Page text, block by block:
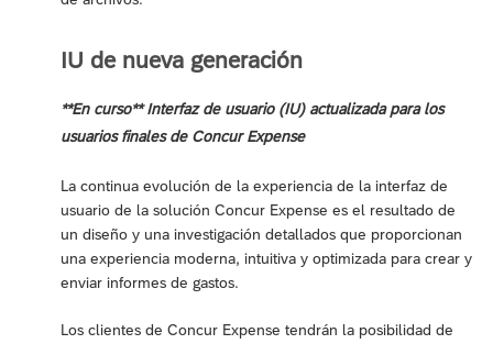
IU de nueva generación
**En curso** Interfaz de usuario (IU) actualizada para los
usuarios finales de Concur Expense
La continua evolución de la experiencia de la interfaz de
usuario de la solución Concur Expense es el resultado de
un diseño y una investigación detallados que proporcionan
una experiencia moderna, intuitiva y optimizada para crear y
enviar informes de gastos.
Los clientes de Concur Expense tendrán la posibilidad de